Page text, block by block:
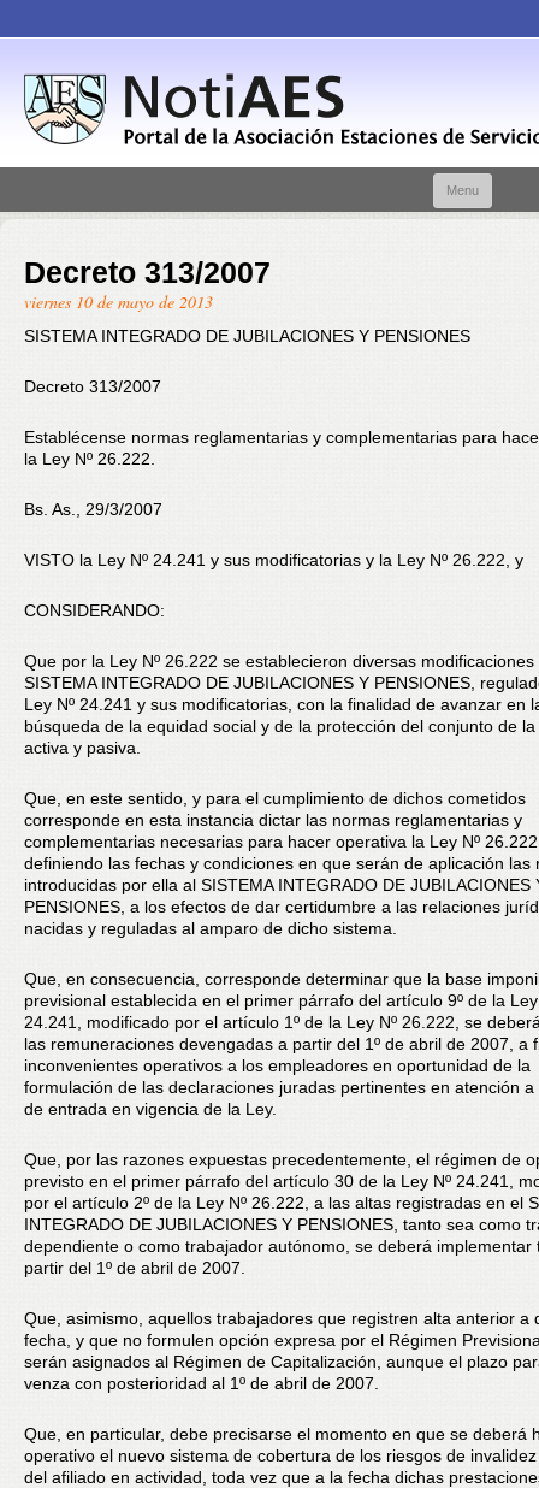
Menu
Decreto 313/2007
viernes 10 de mayo de 2013
SISTEMA INTEGRADO DE JUBILACIONES Y PENSIONES
Decreto 313/2007
Establécense normas reglamentarias y complementarias para
la Ley Nº 26.222.
Bs. As., 29/3/2007
VISTO la Ley Nº 24.241 y sus modificatorias y la Ley Nº 26.222, y
CONSIDERANDO:
Que por la Ley Nº 26.222 se establecieron diversas modificaciones
SISTEMA INTEGRADO DE JUBILACIONES Y PENSIONES,
Ley Nº 24.241 y sus modificatorias, con la finalidad de avanzar en
búsqueda de la equidad social y de la protección del conjunto de
activa y pasiva.
Que, en este sentido, y para el cumplimiento de dichos cometidos
corresponde en esta instancia dictar las normas reglamentarias y
complementarias necesarias para hacer operativa la Ley Nº
definiendo las fechas y condiciones en que serán de aplicación las
introducidas por ella al SISTEMA INTEGRADO DE JUBILACIONES
PENSIONES, a los efectos de dar certidumbre a las relaciones
nacidas y reguladas al amparo de dicho sistema.
Que, en consecuencia, corresponde determinar que la base
previsional establecida en el primer párrafo del artículo 9º de la Ley
24.241, modificado por el artículo 1º de la Ley Nº 26.222, se
las remuneraciones devengadas a partir del 1º de abril de 2007, a
inconvenientes operativos a los empleadores en oportunidad de la
formulación de las declaraciones juradas pertinentes en atención a
de entrada en vigencia de la Ley.
Que, por las razones expuestas precedentemente, el régimen de
previsto en el primer párrafo del artículo 30 de la Ley Nº 24.241,
por el artículo 2º de la Ley Nº 26.222, a las altas registradas en el
INTEGRADO DE JUBILACIONES Y PENSIONES, tanto sea como
dependiente o como trabajador autónomo, se deberá implementar
partir del 1º de abril de 2007.
Que, asimismo, aquellos trabajadores que registren alta anterior a
fecha, y que no formulen opción expresa por el Régimen
serán asignados al Régimen de Capitalización, aunque el plazo
venza con posterioridad al 1º de abril de 2007.
Que, en particular, debe precisarse el momento en que se deberá
operativo el nuevo sistema de cobertura de los riesgos de
del afiliado en actividad, toda vez que a la fecha dichas